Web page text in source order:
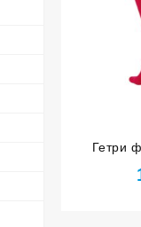
Гетри